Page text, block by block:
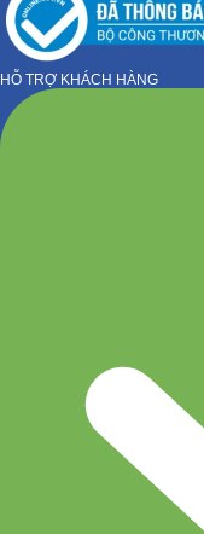
HỖ TRỢ KHÁCH HÀNG